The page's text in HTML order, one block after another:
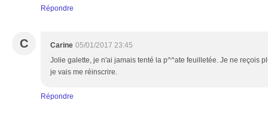
Répondre
C Carine 05/01/2017 23:45
Jolie galette, je n'ai jamais tenté la p^^ate feuilletée. Je ne reçois
je vais me réinscrire.
Répondre